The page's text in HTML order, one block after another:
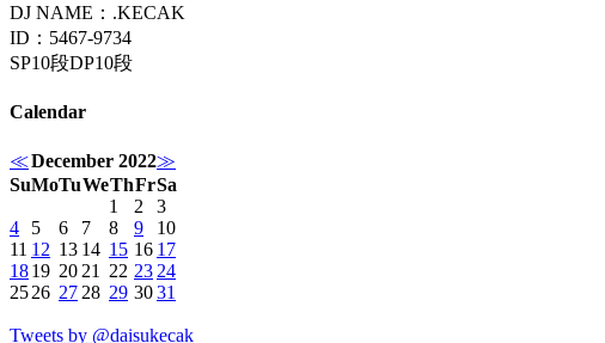
DJ NAME：.KECAK
ID：5467-9734
SP10段DP10段
Calendar
≪December 2022≫
SuMoTuWeThFrSa
1
2
3
4
5 6 7 8 9
10
11 12 13 14 15 16 17
1819 20 21 22 23 24
2526 27 28 29 3031
Tweets by @daisukecak